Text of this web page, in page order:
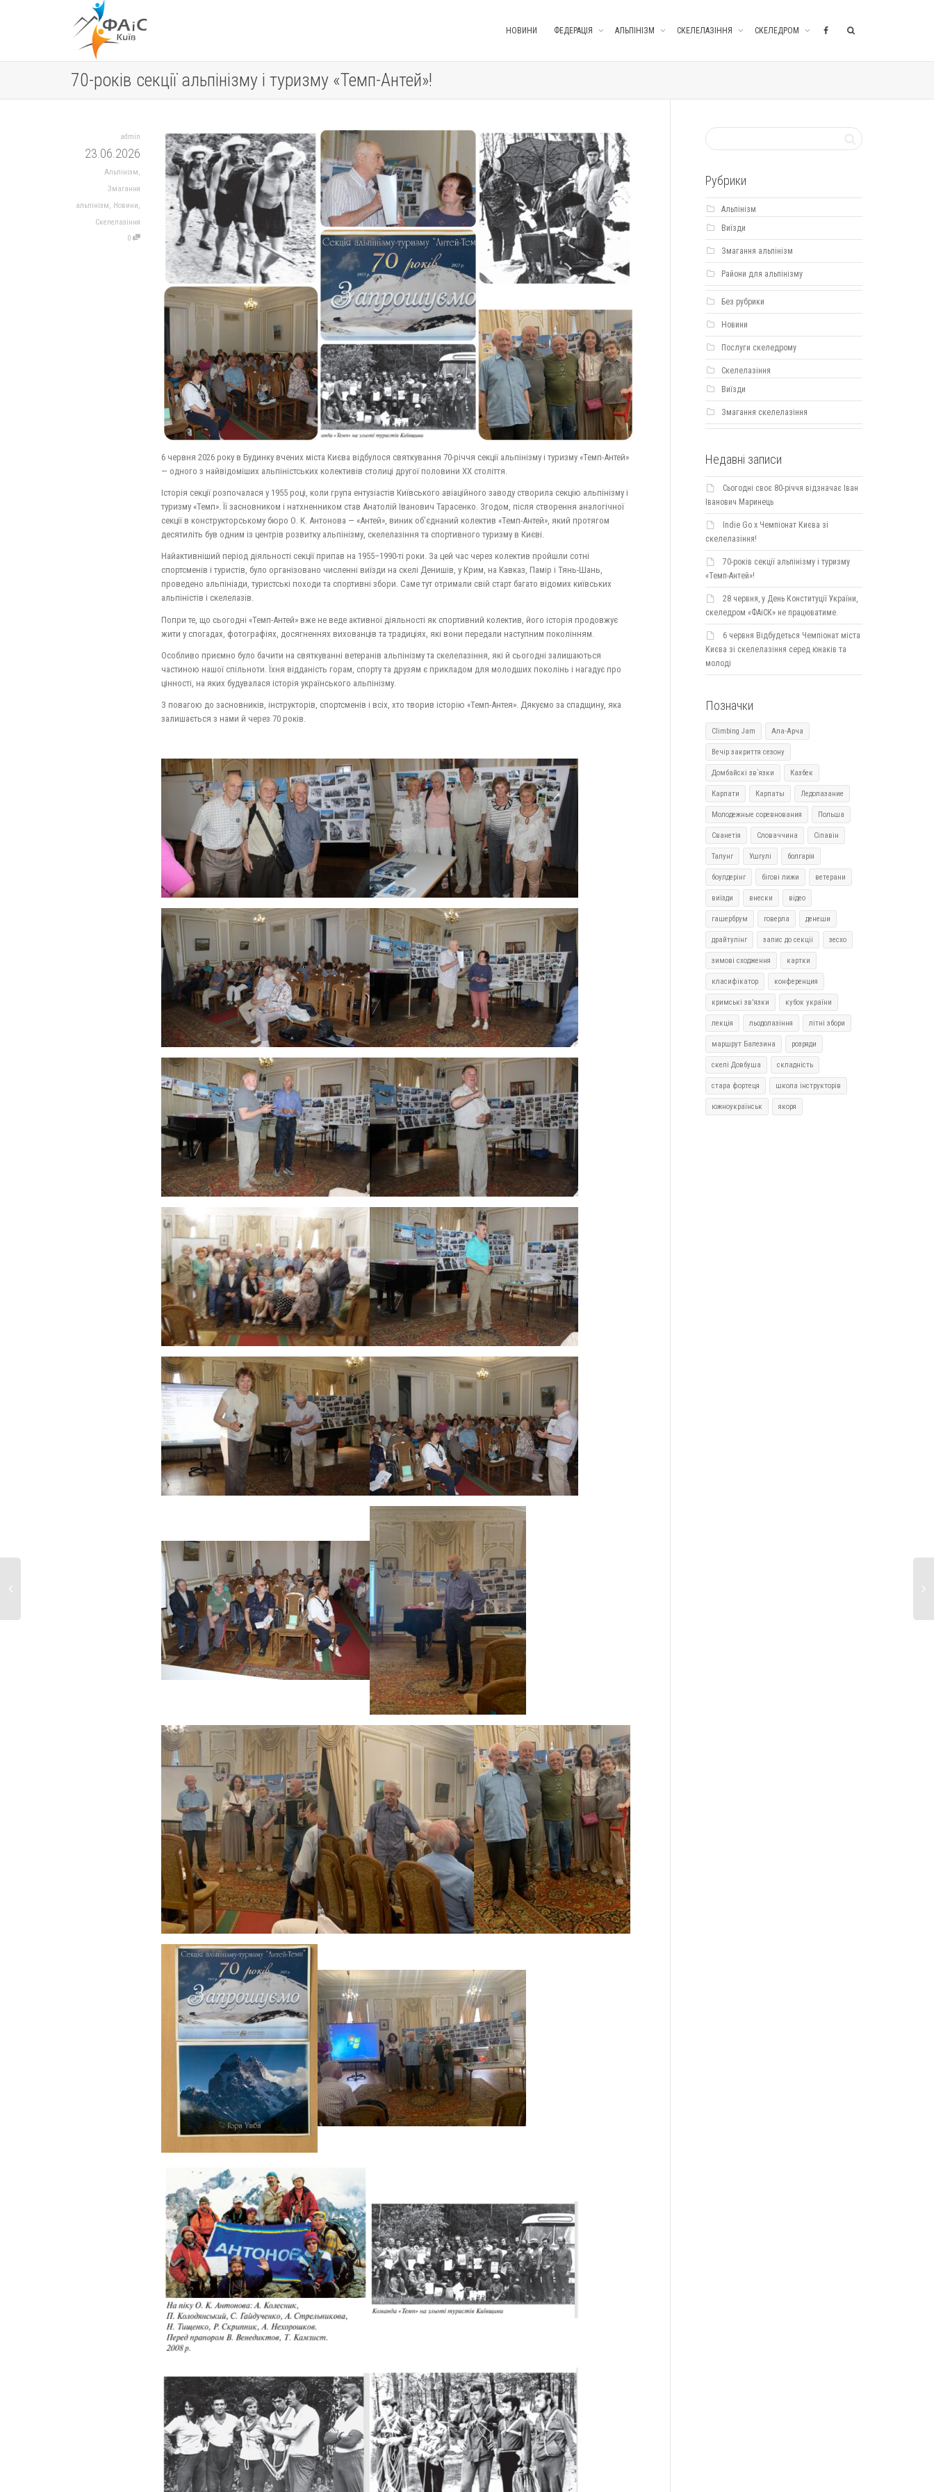
НОВИНИ ФЕДЕРАЦІЯ АЛЬПІНІЗМ СКЕЛЕЛАЗІННЯ СКЕЛЕДРОМ
70-років секції альпінізму і туризму «Темп-Антей»!
admin
23.06.2026
Альпінізм,
Змагання
альпінізм, Новини,
Скелелазіння
0
6 червня 2026 року в Будинку вчених міста Києва відбулося святкування 70-річчя секції альпінізму і туризму «Темп-Антей»
— одного з найвідоміших альпіністських колективів столиці другої половини ХХ століття.
Історія секції розпочалася у 1955 році, коли група ентузіастів Київського авіаційного заводу створила секцію альпінізму і
туризму «Темп». Її засновником і натхненником став Анатолій Іванович Тарасенко. Згодом, після створення аналогічної
секції в конструкторському бюро О. К. Антонова — «Антей», виник об’єднаний колектив «Темп-Антей», який протягом
десятиліть був одним із центрів розвитку альпінізму, скелелазіння та спортивного туризму в Києві.
Найактивніший період діяльності секції припав на 1955–1990-ті роки. За цей час через колектив пройшли сотні
спортсменів і туристів, було організовано численні виїзди на скелі Денишів, у Крим, на Кавказ, Памір і Тянь-Шань,
проведено альпініади, туристські походи та спортивні збори. Саме тут отримали свій старт багато відомих київських
альпіністів і скелелазів.
Попри те, що сьогодні «Темп-Антей» вже не веде активної діяльності як спортивний колектив, його історія продовжує
жити у спогадах, фотографіях, досягненнях вихованців та традиціях, які вони передали наступним поколінням.
Особливо приємно було бачити на святкуванні ветеранів альпінізму та скелелазіння, які й сьогодні залишаються
частиною нашої спільноти. Їхня відданість горам, спорту та друзям є прикладом для молодших поколінь і нагадує про
цінності, на яких будувалася історія українського альпінізму.
З повагою до засновників, інструкторів, спортсменів і всіх, хто творив історію «Темп-Антея». Дякуємо за спадщину, яка
залишається з нами й через 70 років.
Рубрики
Альпінізм
Виїзди
Змагання альпінізм
Райони для альпінізму
Без рубрики
Новини
Послуги скеледрому
Скелелазіння
Виїзди
Змагання скелелазіння
Недавні записи
Сьогодні своє 80-річчя відзначає Іван
Іванович Маринець
Indie Go х Чемпіонат Києва зі
скелелазіння!
70-років секції альпінізму і туризму
«Темп-Антей»!
28 червня, у День Конституції України,
скеледром «ФАіСК» не працюватиме.
6 червня Відбудеться Чемпіонат міста
Києва зі скелелазіння серед юнаків та
молоді
Позначки
Climbing Jam Ала-Арча
Вечір закриття сезону
Домбайскі зв`язки Казбек
Карпати Карпаты Ледолазание
Молодежные соревнования Польша
Сванетія Словаччина Сіпавін
Талунг Ушгулі болгарія
боулдерінг бігові лижи ветерани
виїзди внески відео
гашербрум говерла денеши
драйтулінг запис до секціі зесхо
зимові сходження картки
класифікатор конференция
кримські зв'язки кубок україни
лекція льодолазіння літні збори
маршрут Балезина розряди
скелі Довбуша складність
стара фортеця школа інструкторів
южноукраїнськ якоря